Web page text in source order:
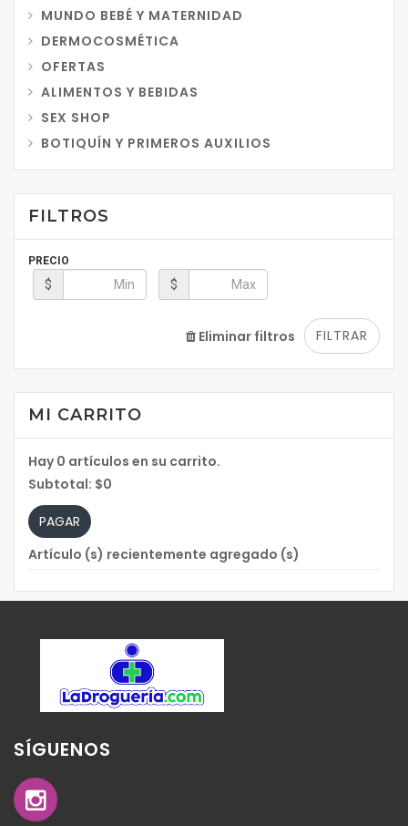
MUNDO BEBÉ Y MATERNIDAD
DERMOCOSMÉTICA
OFERTAS
ALIMENTOS Y BEBIDAS
SEX SHOP
BOTIQUÍN Y PRIMEROS AUXILIOS
FILTROS
PRECIO
$ $
FILTRAR
Eliminar filtros
MI CARRITO
Hay0 artículos en su carrito.
Subtotal: $0
PAGAR
Artículo (s) recientemente agregado (s)
SÍGUENOS